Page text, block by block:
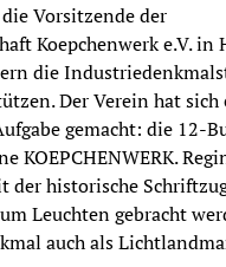
Vorsitzende der
Koepchenwerk e.V. in
die
Der Verein hat sich
gemacht: die 12-
KOEPCHENWERK.
der historische
Leuchten gebracht
auch als